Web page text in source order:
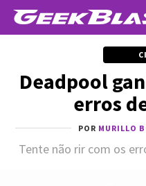
Deadpool
erros
POR MURILLO
Tente não rir com os